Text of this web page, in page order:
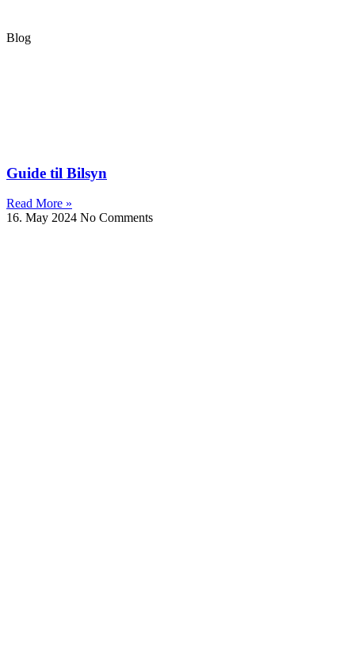
Blog
Guide til Bilsyn
Read More »
16. May 2024 No Comments